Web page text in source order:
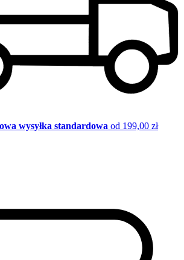
wysyłka standardowa od 199,00 zł